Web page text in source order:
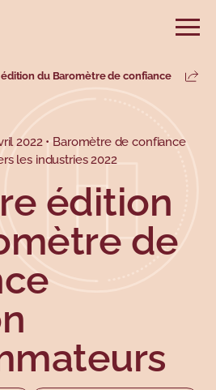
du Baromètre de confiance
2022 • Baromètre de confiance
les industries 2022
édition
de